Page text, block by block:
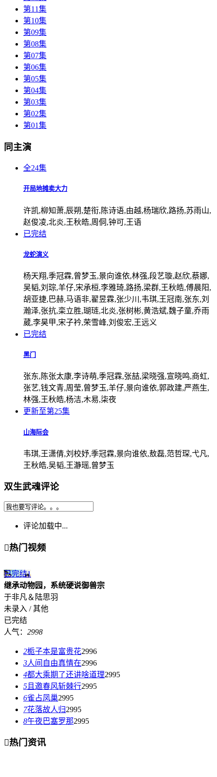
第11集
第10集
第09集
第08集
第07集
第06集
第05集
第04集
第03集
第02集
第01集
同主演
全24集
开局地摊卖大力
许凯,柳知萧,辰朔,楚衔,陈诗语,由越,杨瑞欣,路扬,苏雨山,
赵俊凌,北炎,王秋皓,周侗,钟可,王语
已完结
龙蛇演义
杨天翔,季冠霖,曾梦玉,景向谁依,林强,段艺璇,赵欣,蔡娜,
吴韬,刘琮,羊仔,宋承桓,李雅琦,路扬,梁群,王秋皓,傅晨阳,
胡亚捷,巴赫,马语非,翟昱霖,张少川,韦琪,王冠南,张东,刘
瀚泽,张抗,栾立胜,瑚琏,北炎,张树彬,黄浩斌,魏子童,乔雨
葳,李昊甲,宋子衿,荣雪峰,刘俊宏,王远义
已完结
黑门
张东,陈张太康,李诗萌,季冠霖,张喆,梁晓强,宣晓鸣,商虹,
张艺,钱文青,周莹,曾梦玉,羊仔,景向谁依,郭政建,严燕生,
林强,王秋皓,杨洁,木易,柒夜
更新至第25集
山海际会
韦琪,王潇倩,刘校妤,季冠霖,景向谁依,敖磊,范哲琛,弋凡,
王秋皓,吴韬,王瀞瑶,曾梦玉
双生武魂评论
评论加载中...
热门视频
已完结1
继承动物园，系统硬说御兽宗
于非凡＆陆思羽
未录入 / 其他
已完结
人气： 2998
2栀子本是富贵花2996
3人间自由真情在2996
4都大乘期了还讲啥道理2995
5 且邀春风斩棘行2995
6雀占凤巢2995
7花落故人归2995
8午夜巴塞罗那2995
热门资讯